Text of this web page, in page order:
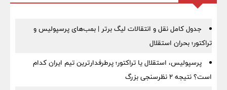
جدول کامل نقل و انتقالات لیگ برتر | بمب‌های پرسپولیس و
تراکتور؛ بحران استقلال
پرسپولیس، استقلال یا تراکتور؛ پرطرفدارترین تیم ایران کدام
است؟ نتیجه ۲ نظرسنجی بزرگ